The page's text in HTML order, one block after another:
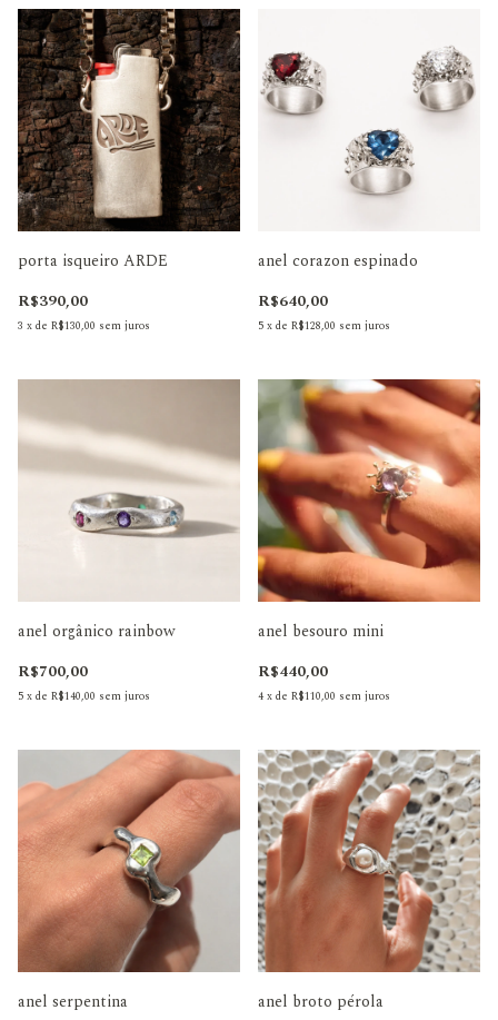
porta isqueiro ARDE
R$390,00
3 xde R$130,00 sem juros
anel corazon espinado
R$640,00
5xde R$128,00 sem juros
anel orgânico rainbow
R$700,00
5xde R$140,00 sem juros
anel besouro mini
R$440,00
4xde R$110,00 sem juros
anel serpentina anel broto pérola